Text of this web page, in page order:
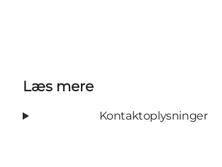
Læs mere
Kontaktoplysninger